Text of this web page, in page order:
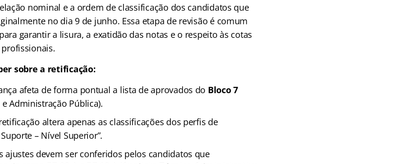
nominal e a ordem de classificação dos candidatos que
no dia 9 de junho. Essa etapa de revisão é comum
garantir a lisura, a exatidão das notas e o respeito às cotas
sobre a retificação:
afeta de forma pontual a lista de aprovados do Bloco 7
Administração Pública).
altera apenas as classificações dos perfis de
– Nível Superior”.
ajustes devem ser conferidos pelos candidatos que